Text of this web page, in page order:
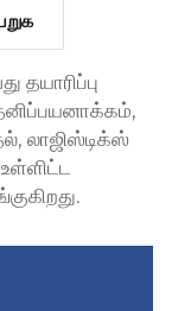
தயாரிப்பு
லாஜிஸ்டிக்ஸ்